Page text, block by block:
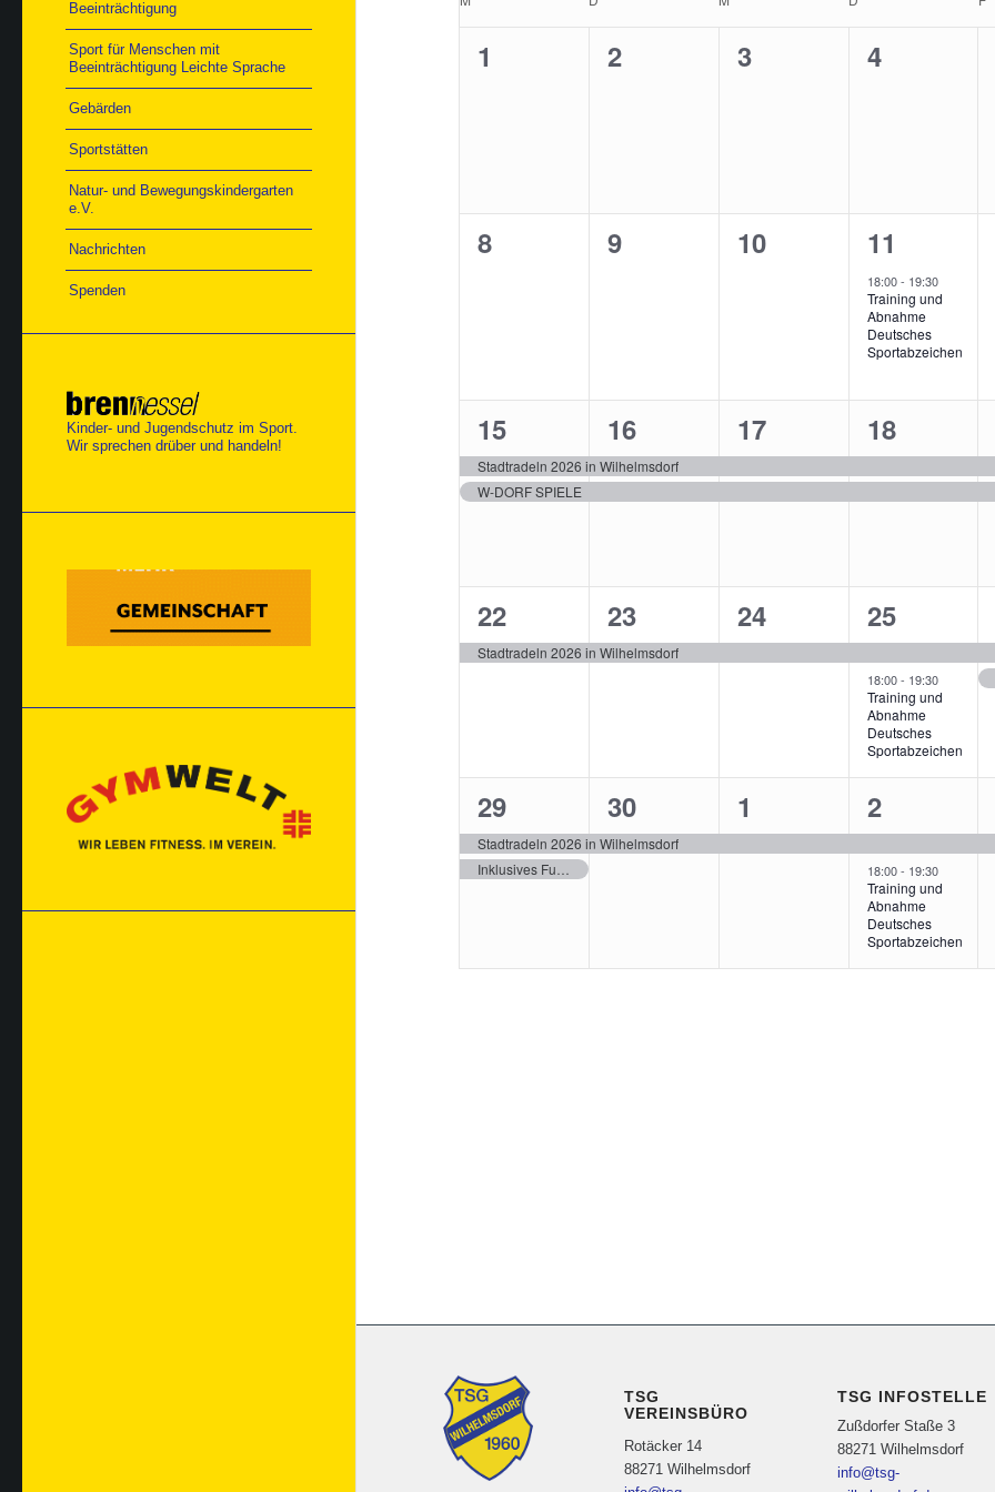
Beeinträchtigung
Sport für Menschen mit
Beeinträchtigung Leichte Sprache
Gebärden
Sportstätten
Natur- und Bewegungskindergarten
e.V.
Nachrichten
Spenden
Kinder- und Jugendschutz im Sport.
Wir sprechen drüber und handeln!
0
1
0
2
0
3
0
4
0
8
0
9
0
Veranstaltungen,
10
1
11
18:00- 19:30
Training und
Abnahme
Deutsches
Sportabzeichen
2
Veranstaltungen,
15
Stadtradeln 2026 in Wilhelmsdorf
W-DORF SPIELE
2
Veranstaltungen,
16
2
Veranstaltungen,
17
2
18
1
Veranstaltung,
22
Stadtradeln 2026 in Wilhelmsdorf
1
Veranstaltung,
23
1
Veranstaltung,
24
2
25
18:00- 19:30
Training und
Abnahme
Deutsches
Sportabzeichen
1
Veranstaltung,
29
Stadtradeln 2026 in Wilhelmsdorf
1
Veranstaltung,
30
1
Veranstaltung,
1
2
2
18:00- 19:30
Training und
Abnahme
Deutsches
Sportabzeichen
TSG
VEREINSBÜRO
Rotäcker 14
88271 Wilhelmsdorf
TSG INFOSTELLE
Zußdorfer Staße 3
88271 Wilhelmsdorf
info@tsg-